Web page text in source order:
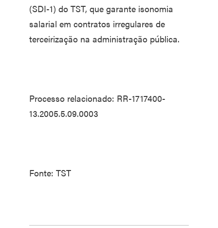
(SDI-1) do TST, que garante isonomia
salarial em contratos irregulares de
terceirização na administração pública.
Processo relacionado: RR-1717400-
13.2005.5.09.0003
Fonte: TST